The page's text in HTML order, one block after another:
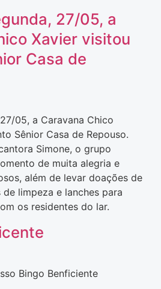
27/05, a
Xavier visitou
Casa de
05, a Caravana Chico
Sênior Casa de Repouso.
Simone, o grupo
de muita alegria e
além de levar doações de
limpeza e lanches para
os residentes do lar.
Bingo Benficiente